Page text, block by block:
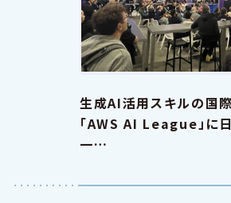
生成AI活用スキルの国
「AWS AI League」に
一…